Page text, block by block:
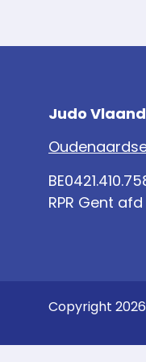
Judo
RPR Gent
Copyright